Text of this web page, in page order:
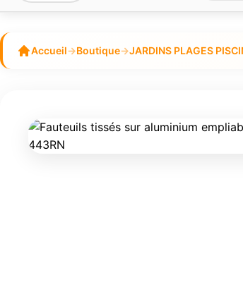
Accueil→Boutique→JARDINS PLAGES